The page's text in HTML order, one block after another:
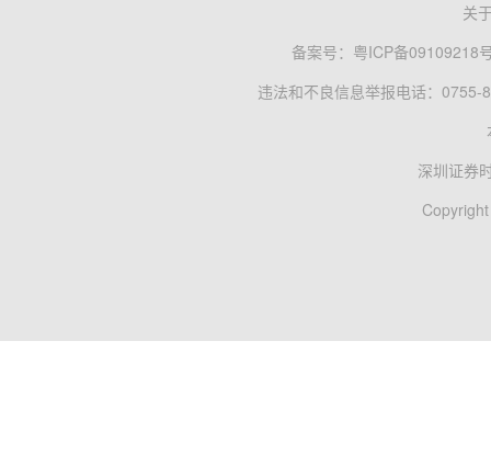
关
备案号： 粤ICP备09109218
违法和不良信息举报电话：0755-
深圳证券